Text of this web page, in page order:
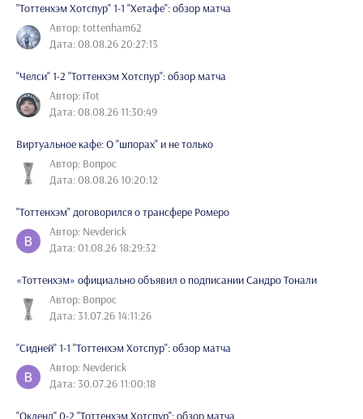
"Тоттенхэм Хотспур" 1-1 "Хетафе": обзор матча
Автор: tottenham62
Дата: 08.08.26 20:27:13
"Челси" 1-2 "Тоттенхэм Хотспур": обзор матча
Автор: iTot
Дата: 08.08.26 11:30:49
Виртуальное кафе: О "шпорах" и не только
Автор: Вопрос
Дата: 08.08.26 10:20:12
"Тоттенхэм" договорился о трансфере Ромеро
Автор: Nevderick
Дата: 01.08.26 18:29:32
«Тоттенхэм» официально объявил о подписании Сандро Тонали
Автор: Вопрос
Дата: 31.07.26 14:11:26
"Сидней" 1-1 "Тоттенхэм Хотспур": обзор матча
Автор: Nevderick
Дата: 30.07.26 11:00:18
"Окленд" 0-2 "Тоттенхэм Хотспур": обзор матча